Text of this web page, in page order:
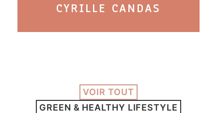
PROGRAMME HAPPY BELLY
CONFÉRENCES
CYRILLE CANDAS
VOIR TOUT
GREEN & HEALTHY LIFESTYLE